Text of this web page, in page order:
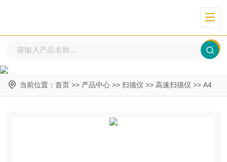
当前位置： 首页 >> 产品中心 >> 扫描仪 >> 高速扫描仪 >> A4